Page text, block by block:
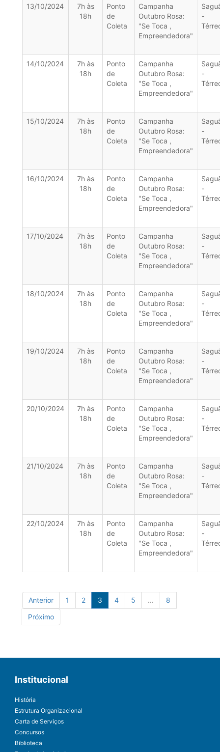
13/10/2024
7h às
18h
Ponto
de
Coleta
Campanha
Outubro Rosa:
"Se Toca ,
Empreendedora"
-
14/10/2024
7h às
18h
Ponto
de
Coleta
Campanha
Outubro Rosa:
"Se Toca ,
Empreendedora"
-
15/10/2024
7h às
18h
Ponto
de
Coleta
Campanha
Outubro Rosa:
"Se Toca ,
Empreendedora"
-
16/10/2024
7h às
18h
Ponto
de
Coleta
Campanha
Outubro Rosa:
"Se Toca ,
Empreendedora"
-
17/10/2024
7h às
18h
Ponto
de
Coleta
Campanha
Outubro Rosa:
"Se Toca ,
Empreendedora"
-
18/10/2024
7h às
18h
Ponto
de
Coleta
Campanha
Outubro Rosa:
"Se Toca ,
Empreendedora"
-
19/10/2024
7h às
18h
Ponto
de
Coleta
Campanha
Outubro Rosa:
"Se Toca ,
Empreendedora"
-
20/10/2024
7h às
18h
Ponto
de
Coleta
Campanha
Outubro Rosa:
"Se Toca ,
Empreendedora"
-
21/10/2024
7h às
18h
Ponto
de
Coleta
Campanha
Outubro Rosa:
"Se Toca ,
Empreendedora"
-
22/10/2024
7h às
18h
Ponto
de
Coleta
Campanha
Outubro Rosa:
"Se Toca ,
Empreendedora"
-
Anterior 1 2 3 4 5 ...
8
Próximo
Institucional
História
Estrutura Organizacional
Carta de Serviços
Concursos
Biblioteca